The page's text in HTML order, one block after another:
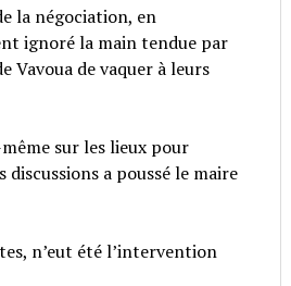
la négociation, en
ignoré la main tendue par
Vavoua de vaquer à leurs
sur les lieux pour
a poussé le maire
n’eut été l’intervention